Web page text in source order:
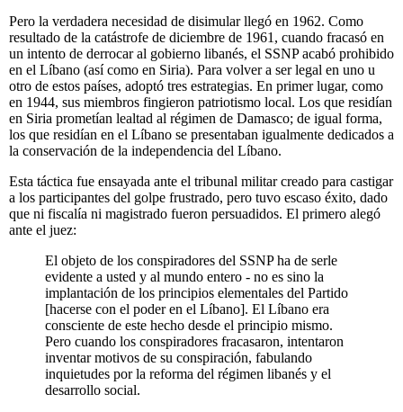
Pero la verdadera necesidad de disimular llegó en 1962. Como
resultado de la catástrofe de diciembre de 1961, cuando fracasó en
un intento de derrocar al gobierno libanés, el SSNP acabó prohibido
en el Líbano (así como en Siria). Para volver a ser legal en uno u
otro de estos países, adoptó tres estrategias. En primer lugar, como
en 1944, sus miembros fingieron patriotismo local. Los que residían
en Siria prometían lealtad al régimen de Damasco; de igual forma,
los que residían en el Líbano se presentaban igualmente dedicados a
la conservación de la independencia del Líbano.
Esta táctica fue ensayada ante el tribunal militar creado para castigar
a los participantes del golpe frustrado, pero tuvo escaso éxito, dado
que ni fiscalía ni magistrado fueron persuadidos. El primero alegó
ante el juez:
El objeto de los conspiradores del SSNP ha de serle
evidente a usted y al mundo entero - no es sino la
implantación de los principios elementales del Partido
[hacerse con el poder en el Líbano]. El Líbano era
consciente de este hecho desde el principio mismo.
Pero cuando los conspiradores fracasaron, intentaron
inventar motivos de su conspiración, fabulando
inquietudes por la reforma del régimen libanés y el
desarrollo social.